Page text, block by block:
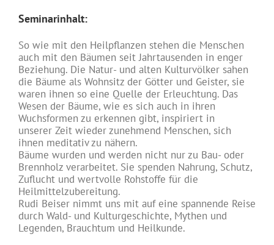
Seminarinhalt:
So wie mit den Heilpflanzen stehen die Menschen
auch mit den Bäumen seit Jahrtausenden in enger
Beziehung. Die Natur- und alten Kulturvölker sahen
die Bäume als Wohnsitz der Götter und Geister, sie
waren ihnen so eine Quelle der Erleuchtung. Das
Wesen der Bäume, wie es sich auch in ihren
Wuchsformen zu erkennen gibt, inspiriert in
unserer Zeit wieder zunehmend Menschen, sich
ihnen meditativ zu nähern.
Bäume wurden und werden nicht nur zu Bau- oder
Brennholz verarbeitet. Sie spenden Nahrung, Schutz,
Zuflucht und wertvolle Rohstoffe für die
Heilmittelzubereitung.
Rudi Beiser nimmt uns mit auf eine spannende Reise
durch Wald- und Kulturgeschichte, Mythen und
Legenden, Brauchtum und Heilkunde.